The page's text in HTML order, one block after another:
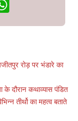
रोड़ पर भंडारे का
दौरान कथाव्यास पंडित
तीर्थो का महत्व बताते